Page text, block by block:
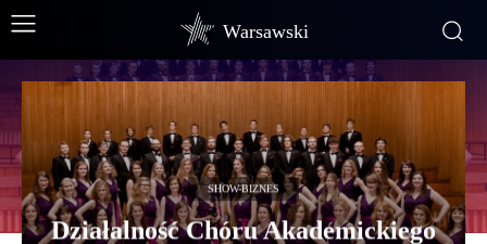
Warsawski
SHOW-BIZNES
Działalność Chóru Akademickiego